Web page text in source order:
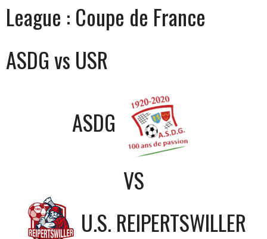
League : Coupe de France
ASDG vs USR
ASDG
VS
U.S. REIPERTSWILLER